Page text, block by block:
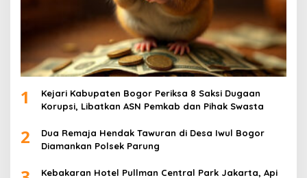
1
Kejari Kabupaten Bogor Periksa 8 Saksi Dugaan
Korupsi, Libatkan ASN Pemkab dan Pihak Swasta
2
Dua Remaja Hendak Tawuran di Desa Iwul Bogor
Diamankan Polsek Parung
Kebakaran Hotel Pullman Central Park Jakarta, Api